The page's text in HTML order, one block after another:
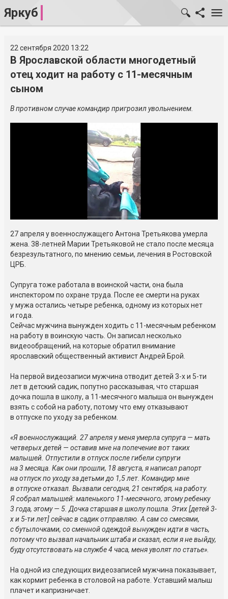
Яркуб
22 сентября 2020 13:22
В Ярославской области многодетный
отец ходит на работу с 11-месячным
сыном
В противном случае командир пригрозил увольнением.
27 апреля у военнослужащего Антона Третьякова умерла
жена. 38-летней Марии Третьяковой не стало после месяца
безрезультатного, по мнению семьи, лечения в Ростовской
ЦРБ.
Супруга тоже работала в воинской части, она была
инспектором по охране труда. После ее смерти на руках
у мужа остались четыре ребенка, одному из которых нет
и года.
Сейчас мужчина вынужден ходить с 11-месячным ребенком
на работу в воинскую часть. Он записал несколько
видеообращений, на которые обратил внимание
ярославский общественный активист Андрей Брой.
На первой видеозаписи мужчина отводит детей 3-х и 5-ти
лет в детский садик, попутно рассказывая, что старшая
дочка пошла в школу, а 11-месячного малыша он вынужден
взять с собой на работу, потому что ему отказывают
в отпуске по уходу за ребенком.
«Я военнослужащий. 27 апреля у меня умерла супруга — мать
четверых детей — оставив мне на попечение вот таких
малышей. Отпустили в отпуск после гибели супруги
на 3 месяца. Как они прошли, 18 августа, я написал рапорт
на отпуск по уходу за детьми до 1,5 лет. Командир мне
в отпуске отказал. Вызвали сегодня, 21 сентября, на работу.
Я собрал малышей: маленького 11-месячного, этому ребенку
3 года, этому — 5. Дочка старшая в школу пошла. Этих [детей 3-
х и 5-ти лет] сейчас в садик отправляю. А сам со смесями,
с бутылочками, со сменной одеждой вынужден идти в часть,
потому что вызвал начальник штаба и сказал, если я не выйду,
буду отсутствовать на службе 4 часа, меня уволят по статье».
На одной из следующих видеозаписей мужчина показывает,
как кормит ребенка в столовой на работе. Уставший малыш
плачет и капризничает.